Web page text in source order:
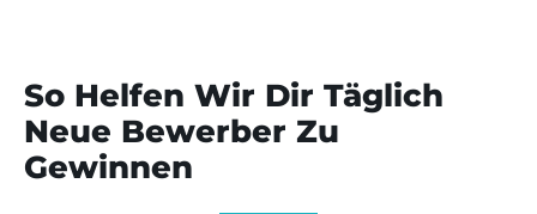
So Helfen Wir Dir Täglich
Neue Bewerber Zu
Gewinnen